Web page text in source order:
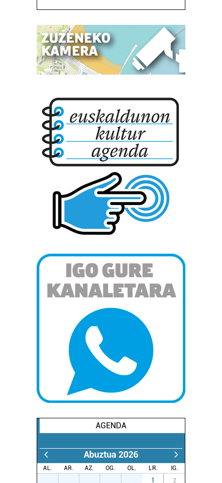
AGENDA
Abuztua 2026
AL. AR. AZ. OG. OL. LR.
IG.
1 2